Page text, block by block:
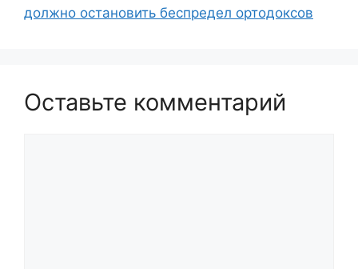
должно остановить беспредел ортодоксов
Оставьте комментарий